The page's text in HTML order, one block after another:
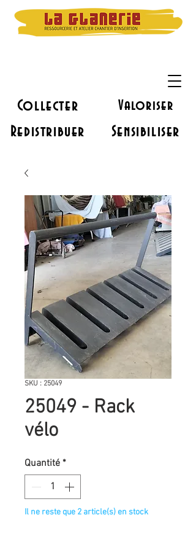
Collecter Valoriser
Redistribuer Sensibiliser
SKU : 25049
25049 - Rack
vélo
Quantité *
Il ne reste que 2 article(s) en stock